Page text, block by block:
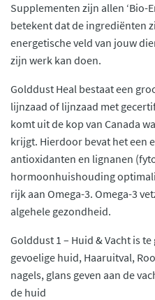
Supplementen zijn allen ‘Bio-
betekent dat de ingrediënten
energetische veld van jouw
zijn werk kan doen.
Golddust Heal bestaat een
lijnzaad of lijnzaad met
komt uit de kop van Canada
krijgt. Hierdoor bevat het een
antioxidanten en lignanen
hormoonhuishouding
rijk aan Omega-3. Omega-3
algehele gezondheid.
Golddust 1 – Huid & Vacht is
gevoelige huid, Haaruitval,
nagels, glans geven aan de
de huid